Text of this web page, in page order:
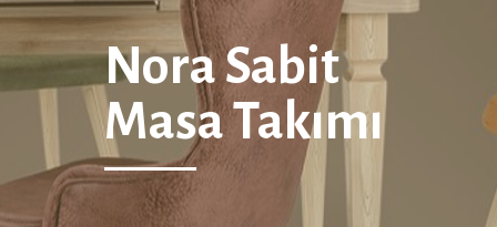
Nora Sabit
Masa Takımı